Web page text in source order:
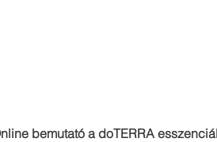
bemutató a doTERRA